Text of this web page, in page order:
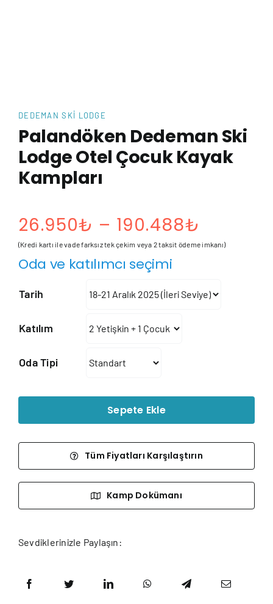
DEDEMAN SKI LODGE
Palandöken Dedeman Ski
Lodge Otel Çocuk Kayak
Kampları
26.950₺ – 190.488₺
aralığı:
-
(Kredi kartı ile vade farksız tek çekim veya 2 taksit ödeme imkanı)
Oda ve katılımcı seçimi
Tarih
Katılım
Oda Tipi
Sepete Ekle
Tüm Fiyatları Karşılaştırın
Kamp Dokümanı
Sevdiklerinizle Paylaşın: